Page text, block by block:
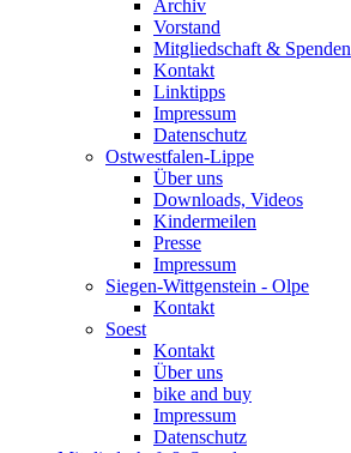
Archiv
Vorstand
Mitgliedschaft & Spenden
Kontakt
Linktipps
Impressum
Datenschutz
Ostwestfalen-Lippe
Über uns
Downloads, Videos
Kindermeilen
Presse
Impressum
Siegen-Wittgenstein - Olpe
Kontakt
Soest
Kontakt
Über uns
bike and buy
Impressum
Datenschutz